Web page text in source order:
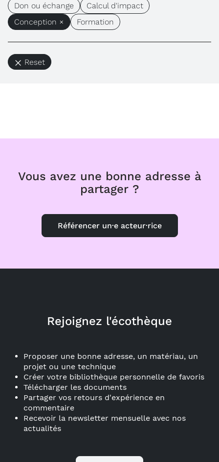
Don ou échange
Calcul d'impact
Conception ×
Formation
Reset
Vous avez une bonne adresse à
partager ?
Référencer un·e acteur·rice
Rejoignez l'écothèque
Proposer une bonne adresse, un matériau, un
projet ou une technique
Créer votre bibliothèque personnelle de favoris
Télécharger les documents
Partager vos retours d'expérience en
commentaire
Recevoir la newsletter mensuelle avec nos
actualités